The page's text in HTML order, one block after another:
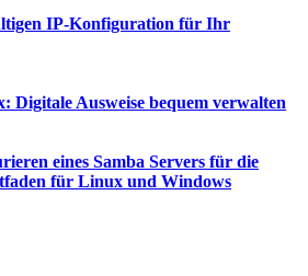
IP-Konfiguration für Ihr
Digitale Ausweise bequem verwalten
eines Samba Servers für die
für Linux und Windows